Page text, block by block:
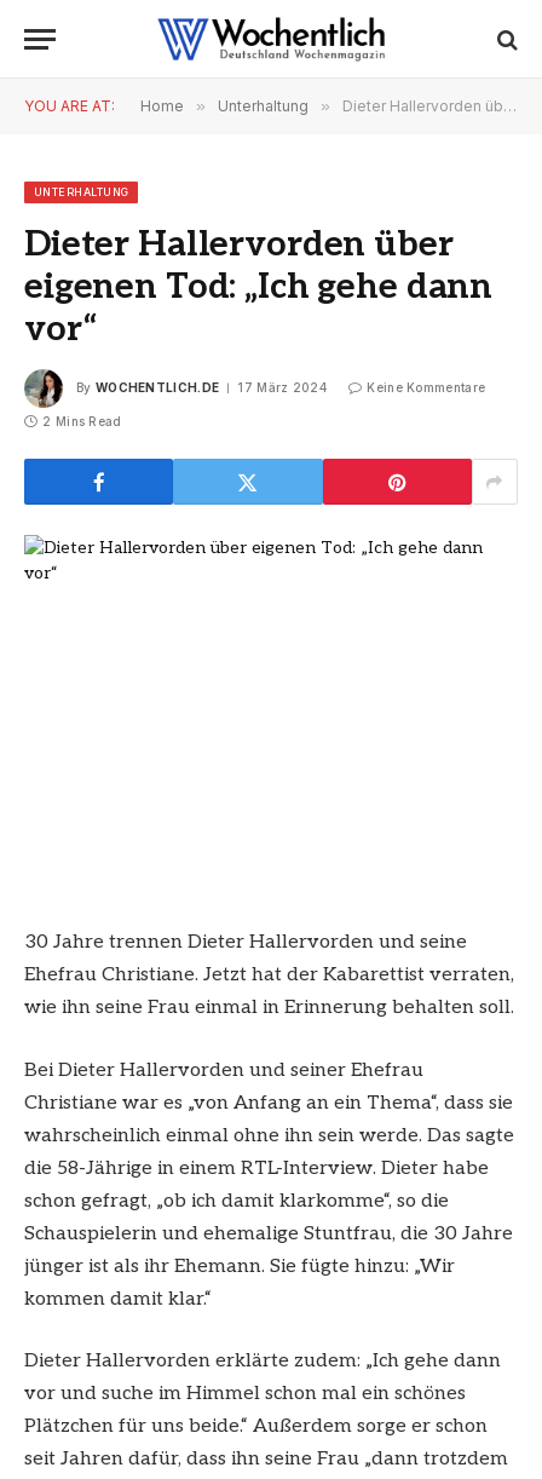
YOU ARE AT: Home » Unterhaltung » Dieter Hallervorden über eigenen Tod: „Ich gehe dann vor“
UNTERHALTUNG
Dieter Hallervorden über
eigenen Tod: „Ich gehe dann
vor“
By WOCHENTLICH.DE 17 März 2024 Keine Kommentare
2 Mins Read
30 Jahre trennen Dieter Hallervorden und seine
Ehefrau Christiane. Jetzt hat der Kabarettist verraten,
wie ihn seine Frau einmal in Erinnerung behalten soll.
Bei Dieter Hallervorden und seiner Ehefrau
Christiane war es „von Anfang an ein Thema“, dass sie
wahrscheinlich einmal ohne ihn sein werde. Das sagte
die 58-Jährige in einem RTL-Interview. Dieter habe
schon gefragt, „ob ich damit klarkomme“, so die
Schauspielerin und ehemalige Stuntfrau, die 30 Jahre
jünger ist als ihr Ehemann. Sie fügte hinzu: „Wir
kommen damit klar.“
Dieter Hallervorden erklärte zudem: „Ich gehe dann
vor und suche im Himmel schon mal ein schönes
Plätzchen für uns beide.“ Außerdem sorge er schon
seit Jahren dafür, dass ihn seine Frau „dann trotzdem